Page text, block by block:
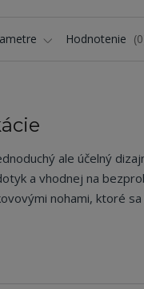
Hodnotenie 0
ale účelný
a vhodnej na
nohami, ktoré